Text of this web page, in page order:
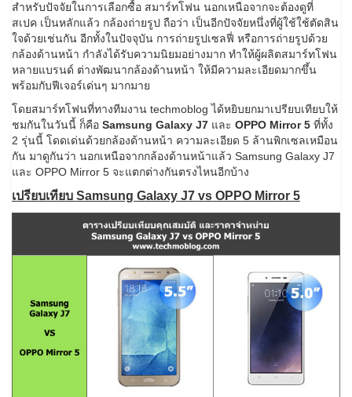
สำหรับปัจจัยในการเลือกซื้อ สมาร์ทโฟน นอกเหนือจากจะต้องดูที่่
สเปค เป็นหลักแล้ว กล้องถ่ายรูป ถือว่า เป็นอีกปัจจัยหนึ่งที่ผู้ใช้ใช้ตัดสิน
ใจด้วยเช่นกัน อีกทั้งในปัจจุบัน การถ่ายรูปเซลฟี่ หรือการถ่ายรูปด้วย
กล้องด้านหน้า กำลังได้รับความนิยมอย่างมาก ทำให้ผู้ผลิตสมาร์ทโฟน
หลายแบรนด์ ต่างพัฒนากล้องด้านหน้า ให้มีความละเอียดมากขึ้น
พร้อมกับฟีเจอร์เด่นๆ มากมาย
โดยสมาร์ทโฟนที่ทางทีมงาน techmoblog ได้หยิบยกมาเปรียบเทียบให้
ชมกันในวันนี้ ก็คือ Samsung Galaxy J7 และ OPPO Mirror 5 ที่ทั้ง
2 รุ่นนี้ โดดเด่นด้วยกล้องด้านหน้า ความละเอียด 5 ล้านพิกเซลเหมือน
กัน มาดูกันว่า นอกเหนือจากกล้องด้านหน้าแล้ว Samsung Galaxy J7
และ OPPO Mirror 5 จะแตกต่างกันตรงไหนอีกบ้าง
เปรียบเทียบ Samsung Galaxy J7 vs OPPO Mirror 5